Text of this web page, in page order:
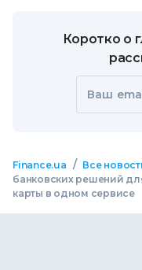
Коротко о
Ваш
Finance.ua / Все
банковских решений
карты в одном сервисе